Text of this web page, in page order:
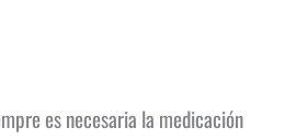
es necesaria la medicación